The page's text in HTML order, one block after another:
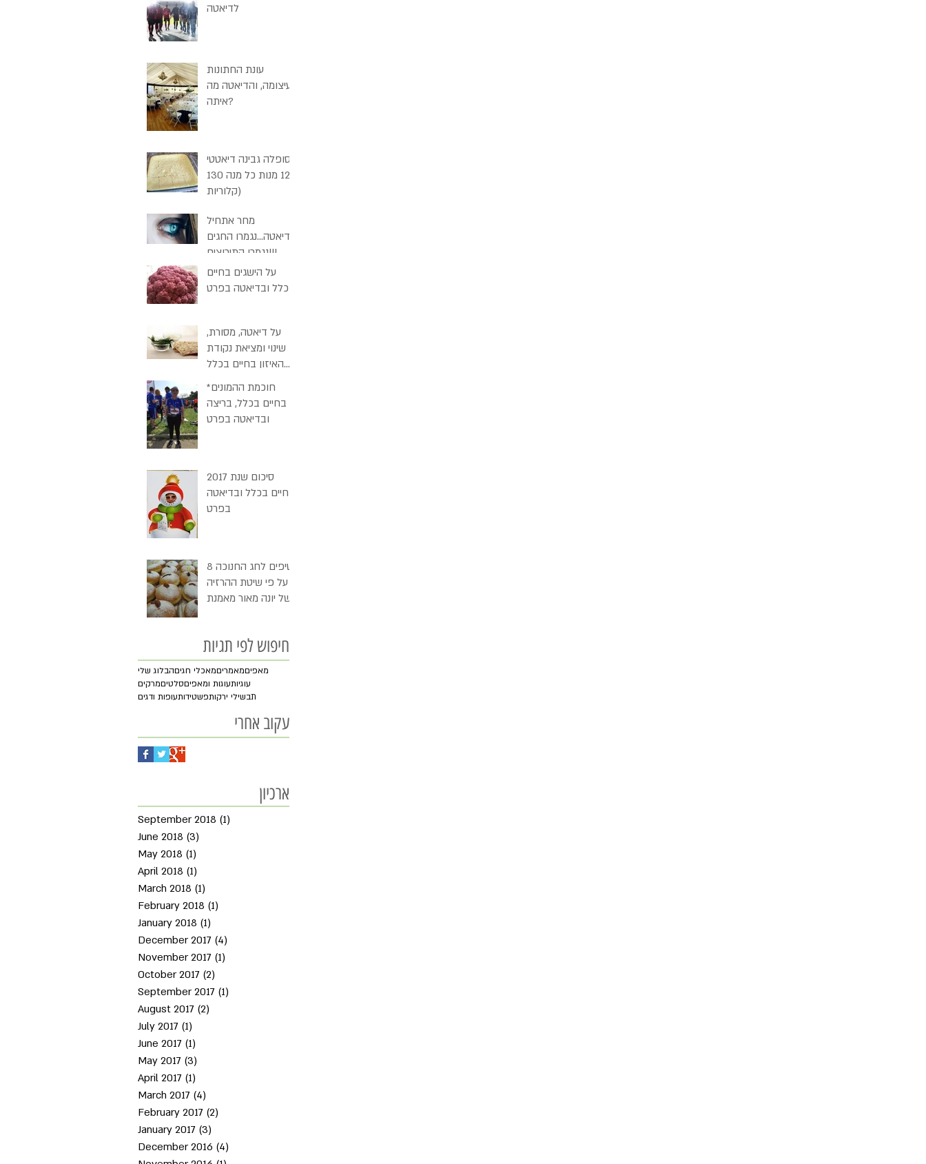
לדיאטה
עונת החתונות
בעיצומה, והדיאטה מה
איתה?
סופלה גבינה דיאטטי
(12 מנות כל מנה 130
קלוריות)
מחר אתחיל
דיאטה...נגמרו החגים
נגמרו התירוצים!!!
על הישגים בחיים
בכלל ובדיאטה בפרט
על דיאטה, מסורת,
שינוי ומציאת נקודת
האיזון בחיים בכלל
חוכמת ההמונים*
בחיים בכלל, בריצה
ובדיאטה בפרט
סיכום שנת 2017
בחיים בכלל ובדיאטה
בפרט
8 טיפים לחג החנוכה
- על פי שיטת ההרזיה
של יונה מאור מאמנת
חיפוש לפי תגיות
הבלוג שלימאכלי חגיםמאמריםמאפים
מרקיםסלטיםעוגות ומאפיםעוגיות
עופות ודגיםפשטידותתבשילי ירקות
עקוב אחרי
ארכיון
September 2018 (1)
June 2018 (3)
May 2018 (1)
April 2018 (1)
March 2018 (1)
February 2018 (1)
January 2018 (1)
December 2017 (4)
November 2017 (1)
October 2017 (2)
September 2017 (1)
August 2017 (2)
July 2017 (1)
June 2017 (1)
May 2017 (3)
April 2017 (1)
March 2017 (4)
February 2017 (2)
January 2017 (3)
December 2016 (4)